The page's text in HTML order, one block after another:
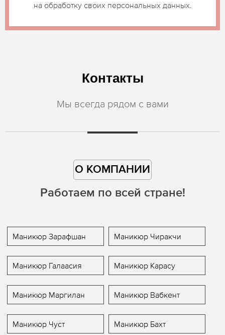
на обработку своих персональных данных.
Контакты
Мы всегда рядом с вами
О КОМПАНИИ
Работаем по всей стране!
Маникюр Зарафшан Маникюр Чиракчи
Маникюр Галаасия Маникюр Карасу
Маникюр Маргилан Маникюр Вабкент
Маникюр Чуст Маникюр Бахт